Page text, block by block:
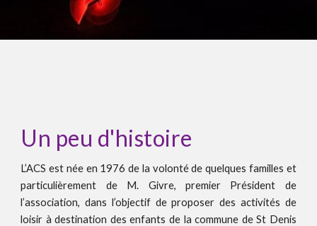
Un peu d'histoire
L’ACS est née en 1976 de la volonté de quelques familles et
particulièrement de M. Givre, premier Président de
l’association, dans l’objectif de proposer des activités de
loisir à destination des enfants de la commune de St Denis